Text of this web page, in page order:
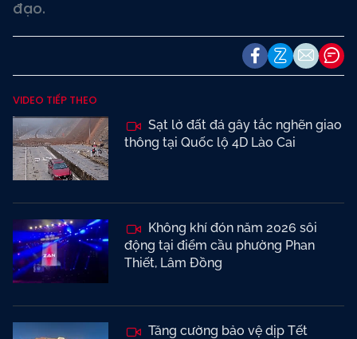
đạo.
VIDEO TIẾP THEO
Sạt lở đất đá gây tắc nghẽn giao
thông tại Quốc lộ 4D Lào Cai
Không khí đón năm 2026 sôi
động tại điểm cầu phường Phan
Thiết, Lâm Đồng
Tăng cường bảo vệ dịp Tết